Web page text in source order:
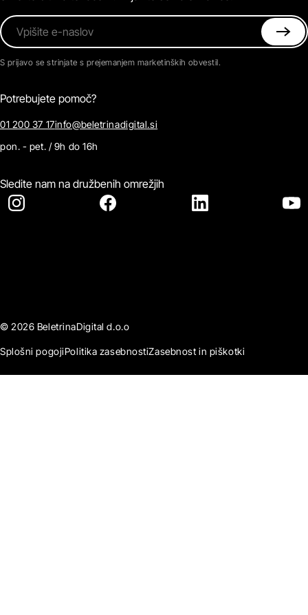
Vpišite e-naslov
S prijavo se strinjate s prejemanjem marketinških obvestil.
Potrebujete pomoč?
01 200 37 17info@beletrinadigital.si
pon. - pet. / 9h do 16h
Sledite nam na družbenih omrežjih
© 2026 BeletrinaDigital d.o.o
Splošni pogojiPolitika zasebnostiZasebnost in piškotki